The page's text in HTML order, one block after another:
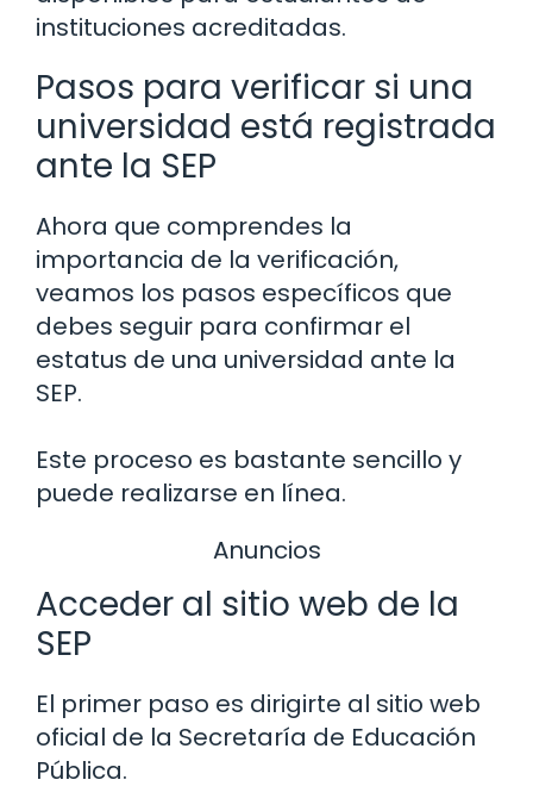
instituciones acreditadas.
Pasos para verificar si una
universidad está registrada
ante la SEP
Ahora que comprendes la
importancia de la verificación,
veamos los pasos específicos que
debes seguir para confirmar el
estatus de una universidad ante la
SEP.
Este proceso es bastante sencillo y
puede realizarse en línea.
Anuncios
Acceder al sitio web de la
SEP
El primer paso es dirigirte al sitio web
oficial de la Secretaría de Educación
Pública.